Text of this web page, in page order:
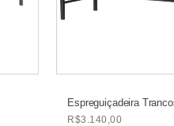
Espreguiçadeira
R$3.140,00